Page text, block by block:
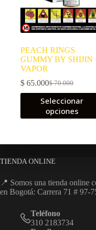
PEACH RINGS
GUMMY BY SHIJIN
VAPOR
$70.000
El
precio
original
era:
$ 65.000El
precio
actual
es:
Seleccionar
opciones
Este
producto
Las
se
elegir
en
la
de
producto
TIENDA ONLINE
📍 Somos una tienda online
en Bogotá: Carrera 71 # 97-
Teléfono
310 2183734